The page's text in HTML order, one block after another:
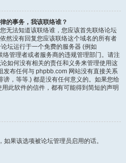
的事务，我该联络谁？
无法知道该联络谁，您应该首先联络论坛
然没有回复您应该联络这个域名的所有者
坛运行于一个免费的服务器 (例如
管理者或者服务商的违规管理部门。请注
如何没有相关的责任和义务来管理使用这
发布任何与 phpbb.com 网站没有直接关系
谤，等等.) 都是没有任何意义的。如果您给
此软件的信件，都有可能得到简短的声明
如果该选项被论坛管理员启用的话。